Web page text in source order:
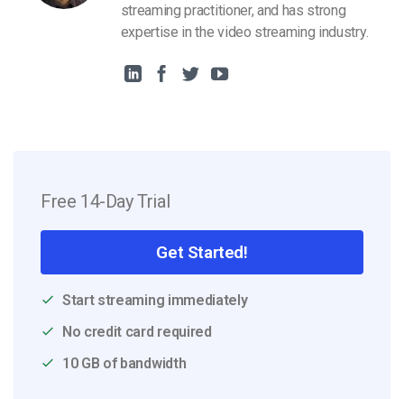
streaming practitioner, and has strong
expertise in the video streaming industry.
Free 14-Day Trial
Get Started!
Start streaming immediately
No credit card required
10 GB of bandwidth